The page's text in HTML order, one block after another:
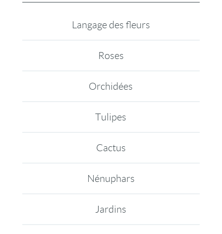
Langage des fleurs
Roses
Orchidées
Tulipes
Cactus
Nénuphars
Jardins